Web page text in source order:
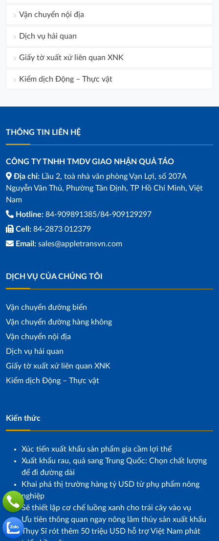
Vận chuyển nội địa
Dịch vụ hải quan
Giấy tờ xuất xứ liên quan XNK
Kiểm dịch Động – Thực vật
THÔNG TIN LIÊN HỆ
CÔNG TY TNHH TMDV GIAO NHẬN QUẢ TÁO
Địa chỉ: Lầu 2, toà nhà văn phòng Vạn Lợi, số 207A
Nguyễn Văn Thủ, Phường Tân Định, TP Hồ Chí Minh, Việt
Nam
Hotline: 84-909891385/84-909129297
Cell: 84-2873 012379
Email: sales@appletransvn.com
DỊCH VỤ CỦA CHÚNG TÔI
Vận chuyển đường biển
Vận chuyển đường hàng không
Vận chuyển nội địa
Dịch vụ hải quan
Giấy tờ xuất xứ liên quan XNK
Kiểm dịch Động – Thực vật
Kiến thức
Xúc tiến xuất khẩu sản phẩm gia cầm lợi thế
Xuất khẩu rau, quả sang Trung Quốc: Chọn chất lượng
để đi đường dài
Khai phá thị trường hàng tỷ USD từ phụ phẩm nông
nghiệp
Sẽ thiết lập cơ chế luồng xanh cho trái cây vào vụ
Ưu tiên thông quan ngay nông lâm thủy sản xuất khẩu
Thụy Sĩ rót thêm 50 triệu USD hỗ trợ Việt Nam phát